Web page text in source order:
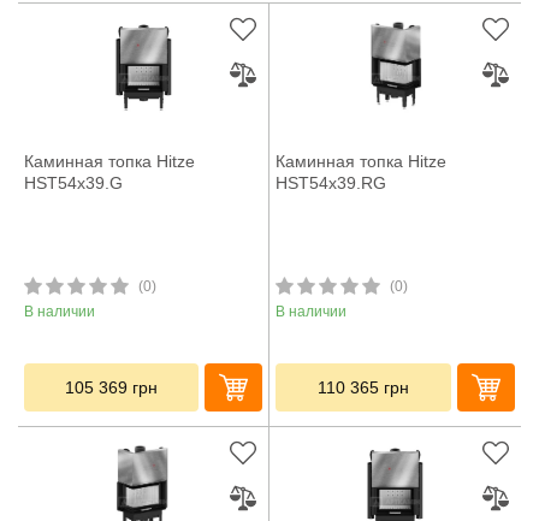
Каминная топка Hitze
HST54x39.G
(0)
В наличии
105 369 грн
Каминная топка Hitze
HST54x39.RG
(0)
В наличии
110 365 грн